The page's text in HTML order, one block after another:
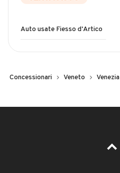
Auto usate Fiesso d'Artico
Concessionari Veneto Venezia